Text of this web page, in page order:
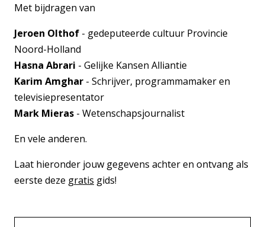
Met bijdragen van
Jeroen Olthof - gedeputeerde cultuur Provincie
Noord-Holland
Hasna Abrari - Gelijke Kansen Alliantie
Karim Amghar - Schrijver, programmamaker en
televisiepresentator
Mark Mieras - Wetenschapsjournalist
En vele anderen.
Laat hieronder jouw gegevens achter en ontvang als
eerste deze gratis gids!